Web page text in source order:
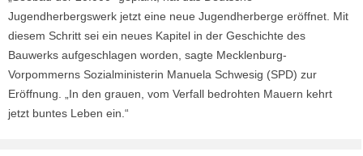
Jugendherbergswerk jetzt eine neue Jugendherberge eröffnet. Mit
diesem Schritt sei ein neues Kapitel in der Geschichte des
Bauwerks aufgeschlagen worden, sagte Mecklenburg-
Vorpommerns Sozialministerin Manuela Schwesig (SPD) zur
Eröffnung. „In den grauen, vom Verfall bedrohten Mauern kehrt
jetzt buntes Leben ein.“